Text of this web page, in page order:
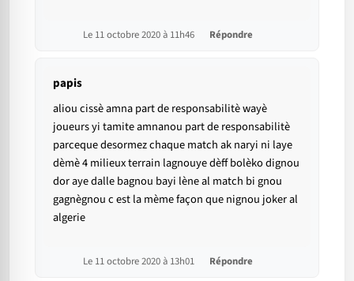
Le 11 octobre 2020 à 11h46 Répondre
papis
aliou cissè amna part de responsabilitè wayè
joueurs yi tamite amnanou part de responsabilitè
parceque desormez chaque match ak naryi ni laye
dèmè 4 milieux terrain lagnouye dèff bolèko dignou
dor aye dalle bagnou bayi lène al match bi gnou
gagnègnou c est la mème façon que nignou joker al
algerie
Le 11 octobre 2020 à 13h01 Répondre